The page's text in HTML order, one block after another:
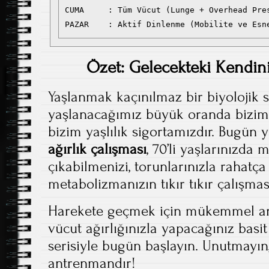
CUMA     : Tüm Vücut (Lunge + Overhead
Özet: Gelecekteki
Yaşlanmak kaçınılmaz bir biyolojik
yaşlanacağımız büyük oranda
bizim yaşlılık sigortamızdır. Bugün
ağırlık çalışması, 70’li yaşlarınızda
çıkabilmenizi, torunlarınızla
metabolizmanızın tıkır tıkır
Harekete geçmek için mükemmel
vücut ağırlığınızla yapacağınız
serisiyle bugün başlayın.
antrenmandır!